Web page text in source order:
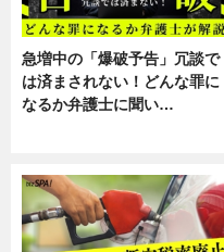
急増中の「爆破予告」冗談で
は済まされない！どんな罪に
なるか弁護士に聞い…